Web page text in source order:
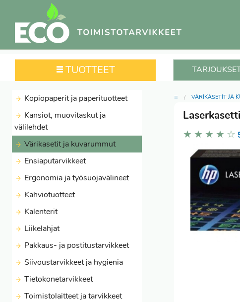
TUOTTEET
Kopiopaperit ja paperituotteet
Kansiot, muovitaskut ja
välilehdet
Värikasetit ja kuvarummut
Ensiaputarvikkeet
Ergonomia ja työsuojavälineet
Kahviotuotteet
Kalenterit
Liikelahjat
Pakkaus- ja postitustarvikkeet
Siivoustarvikkeet ja hygienia
Tietokonetarvikkeet
Toimistolaitteet ja tarvikkeet
≡ VÄRIKASETIT JA
★ ★ ★ ★ ☆